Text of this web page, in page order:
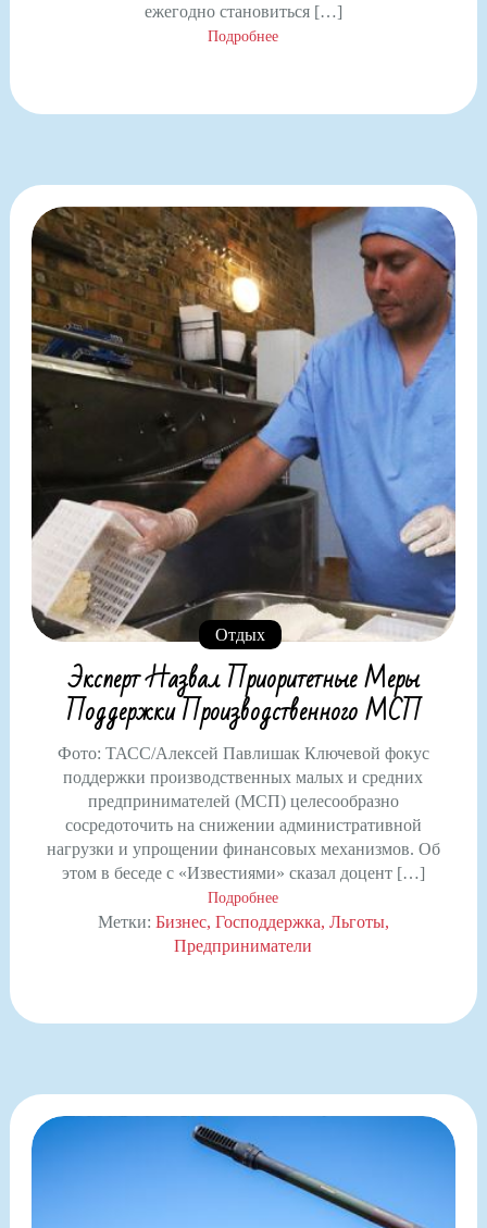
ежегодно становиться […]
Подробнее
Отдых
Эксперт Назвал Приоритетные Меры
Поддержки Производственного МСП
Фото: ТАСС/Алексей Павлишак Ключевой фокус
поддержки производственных малых и средних
предпринимателей (МСП) целесообразно
сосредоточить на снижении административной
нагрузки и упрощении финансовых механизмов. Об
этом в беседе с «Известиями» сказал доцент […]
Подробнее
Метки: Бизнес Господдержка Льготы
Предприниматели